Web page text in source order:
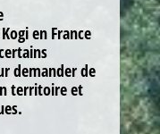
en France
demander de
territoire et